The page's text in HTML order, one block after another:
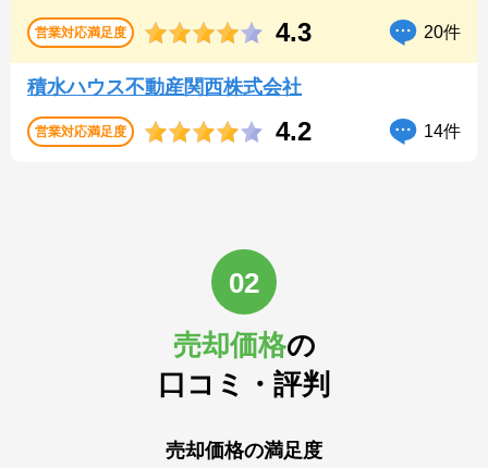
営業対応満足度 4.3 20件
積水ハウス不動産関西株式会社
営業対応満足度 4.2 14件
02
売却価格の
口コミ・評判
売却価格の満足度